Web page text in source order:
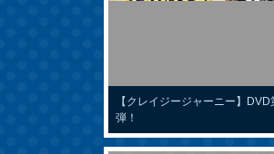
【クレイジージャーニー】DVD
弾！